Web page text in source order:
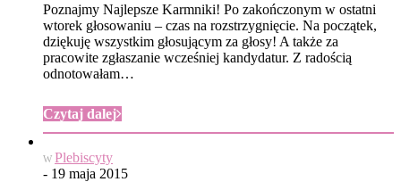
Poznajmy Najlepsze Karmniki! Po zakończonym w ostatni
wtorek głosowaniu – czas na rozstrzygnięcie. Na początek,
dziękuję wszystkim głosującym za głosy! A także za
pracowite zgłaszanie wcześniej kandydatur. Z radością
odnotowałam…
Czytaj dalej
W Plebiscyty
- 19 maja 2015